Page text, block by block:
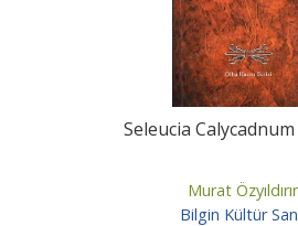
Seleucia
Murat
Bilgin Kültür